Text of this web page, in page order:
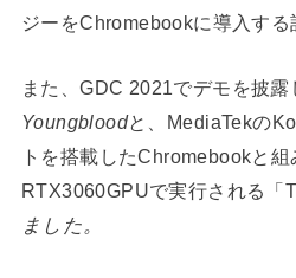
ジーをChromebookに導入する
また、GDC 2021でデモを披露
Youngbloodと、MediaTekの
トを搭載したChromebookと組
RTX3060GPUで実行される「
ました。